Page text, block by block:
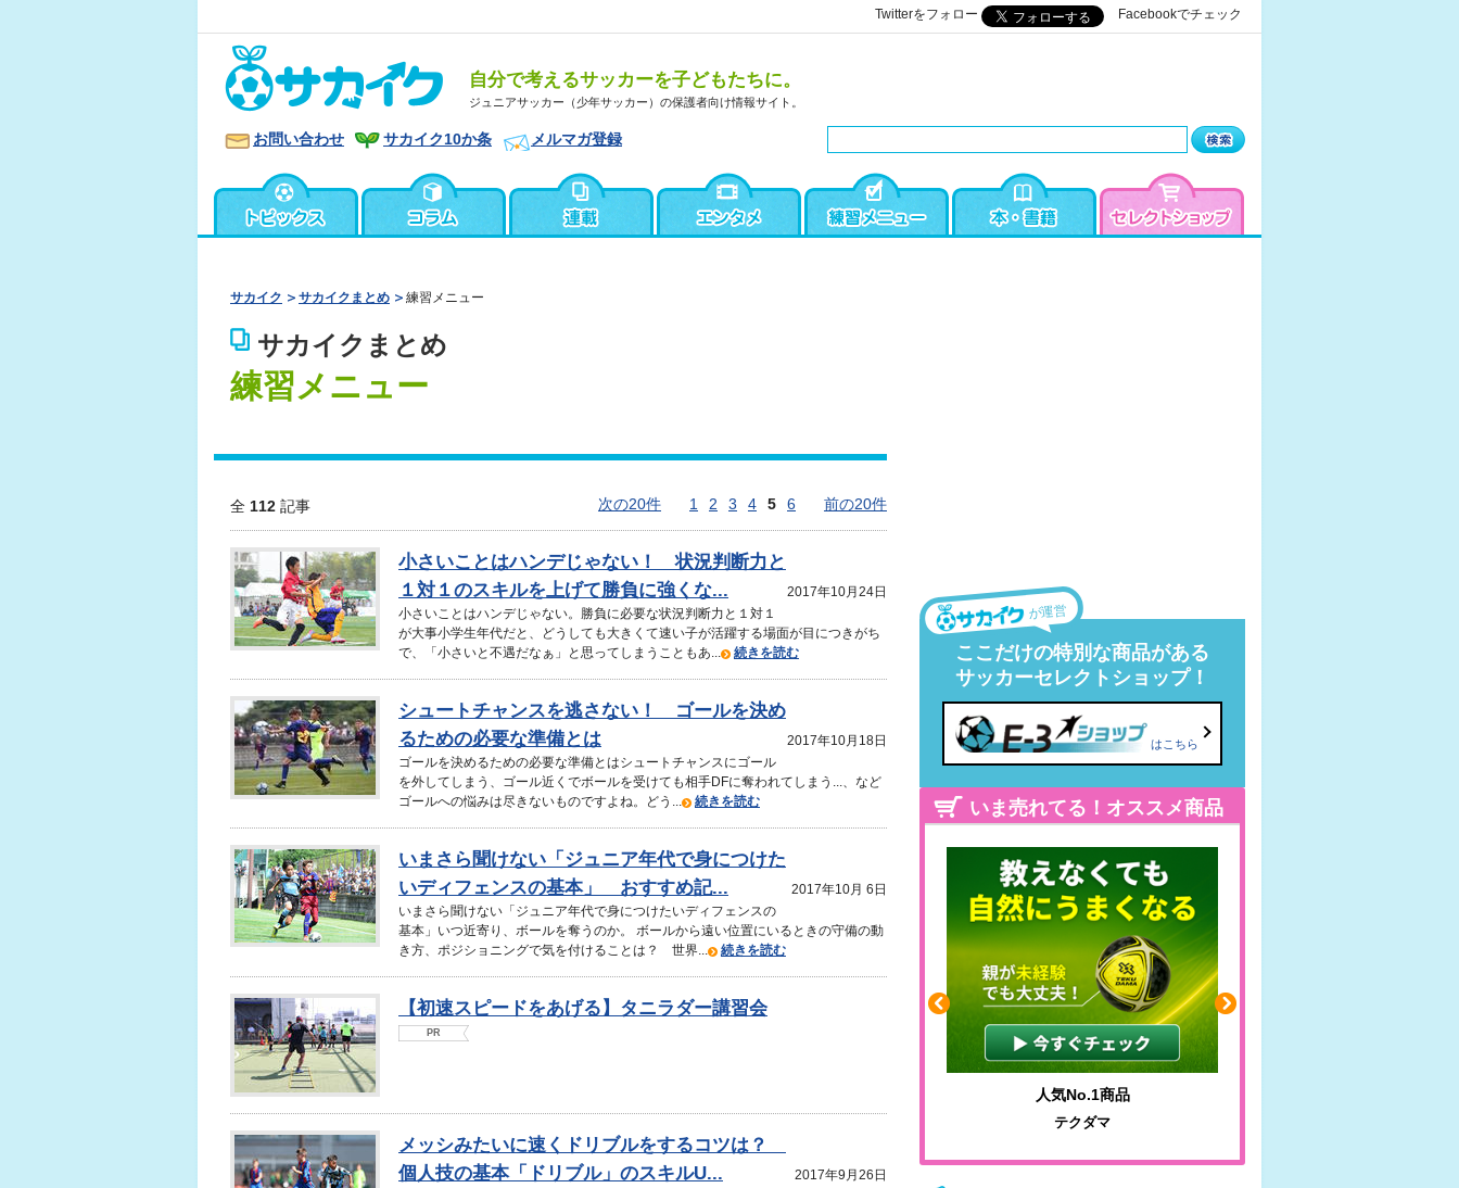
Twitterをフォロー Facebookでチェック
自分で考えるサッカーを子どもたちに。
ジュニアサッカー（少年サッカー）の保護者向け情報サイト。
お問い合わせ サカイク10か条 メルマガ登録
サカイク サカイクまとめ 練習メニュー
サカイクまとめ
練習メニュー
全 112 記事 次の20件 1 2 3 4 5 6 前の20件
小さいことはハンデじゃない！ 状況判断力と
１対１のスキルを上げて勝負に強くな...
2017年10月24日
小さいことはハンデじゃない。勝負に必要な状況判断力と１対１
が大事小学生年代だと、どうしても大きくて速い子が活躍する場面が目につきがち
で、「小さいと不遇だなぁ」と思ってしまうこともあ...
続きを読む
シュートチャンスを逃さない！ ゴールを決め
るための必要な準備とは
2017年10月18日
ゴールを決めるための必要な準備とはシュートチャンスにゴール
を外してしまう、ゴール近くでボールを受けても相手DFに奪われてしまう...、など
ゴールへの悩みは尽きないものですよね。どう...
続きを読む
いまさら聞けない「ジュニア年代で身につけた
いディフェンスの基本」 おすすめ記...
2017年10月 6日
いまさら聞けない「ジュニア年代で身につけたいディフェンスの
基本」いつ近寄り、ボールを奪うのか。 ボールから遠い位置にいるときの守備の動
き方、ポジショニングで気を付けることは？ 世界...
続きを読む
【初速スピードをあげる】タニラダー講習会
PR
メッシみたいに速くドリブルをするコツは？
個人技の基本「ドリブル」のスキルU...
2017年9月26日
が運営
ここだけの特別な商品がある
サッカーセレクトショップ！
はこちら
いま売れてる！オススメ商品
人気No.1商品
テクダマ